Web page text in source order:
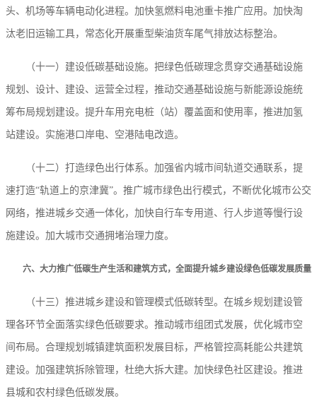
头、机场等车辆电动化进程。加快氢燃料电池重卡推广应用。加快淘
汰老旧运输工具，常态化开展重型柴油货车尾气排放达标整治。
（十一）建设低碳基础设施。把绿色低碳理念贯穿交通基础设施
规划、设计、建设、运营全过程，推动交通基础设施与新能源设施统
筹布局规划建设。提升车用充电桩（站）覆盖面和使用率，推进加氢
站建设。实施港口岸电、空港陆电改造。
（十二）打造绿色出行体系。加强省内城市间轨道交通联系，提
速打造“轨道上的京津冀”。推广城市绿色出行模式，不断优化城市公交
网络，推进城乡交通一体化，加快自行车专用道、行人步道等慢行设
施建设。加大城市交通拥堵治理力度。
六、大力推广低碳生产生活和建筑方式，全面提升城乡建设绿色低碳发展质量
（十三）推进城乡建设和管理模式低碳转型。在城乡规划建设管
理各环节全面落实绿色低碳要求。推动城市组团式发展，优化城市空
间布局。合理规划城镇建筑面积发展目标，严格管控高耗能公共建筑
建设。加强建筑拆除管理，杜绝大拆大建。加快绿色社区建设。推进
县城和农村绿色低碳发展。